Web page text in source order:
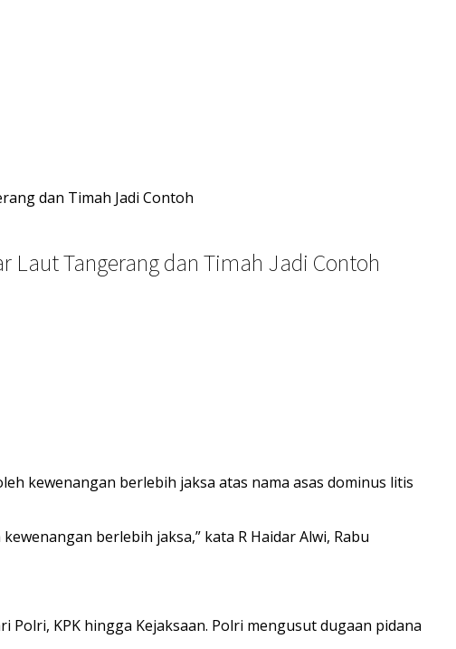
dan Timah Jadi Contoh
Tangerang dan Timah Jadi Contoh
kewenangan berlebih jaksa atas nama asas dominus litis
berlebih jaksa,” kata R Haidar Alwi, Rabu
KPK hingga Kejaksaan. Polri mengusut dugaan pidana